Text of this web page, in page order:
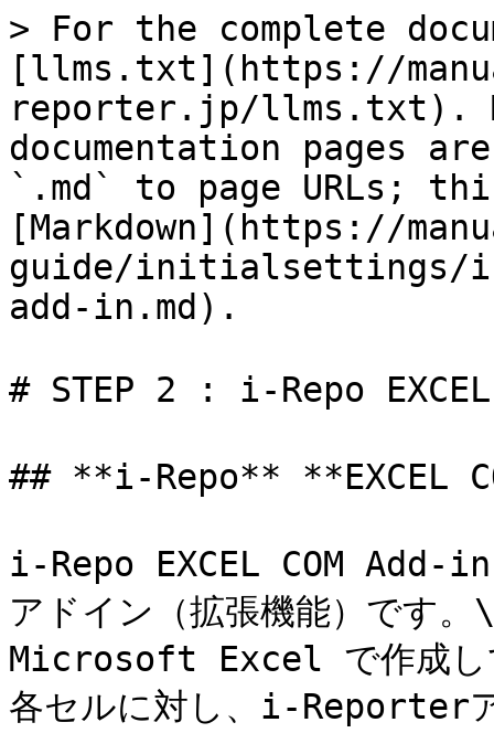
> For the complete
[llms.txt](https://
reporter.jp/llms.txt).
documentation pages
`.md` to page URLs;
[Markdown](https://
guide/initialsettings/
add-in.md).
# STEP 2 : i-Repo EXCEL
## **i-Repo** **EXCEL
i-Repo EXCEL COM
アドイン（拡張機能）です。\
Microsoft Excel で作成し
各セルに対し、i-Reporter